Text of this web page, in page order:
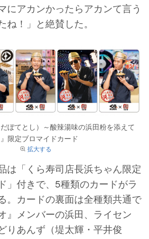
にアカンかったらアカンて言う
ね！」と絶賛した。
ぽてとし）～酸辣湯味の浜田粉を添えて
』限定ブロマイドカード
拡大する
は「くら寿司店長浜ちゃん限定
」付きで、5種類のカードがラ
。カードの裏面は全種類共通で
』メンバーの浜田、ライセン
りあんず（堤太輝・平井俊